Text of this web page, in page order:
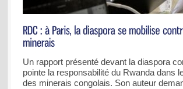
Un rapport présenté devant la diaspora
pointe la responsabilité du Rwanda dans
des minerais congolais. Son auteur